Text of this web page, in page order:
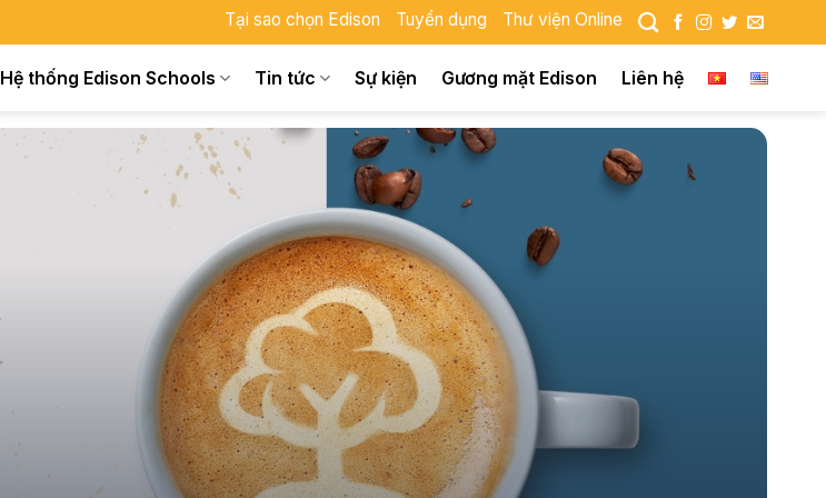
Tại sao chọn Edison Tuyển dụng Thư viện Online
Hệ thống Edison Schools Tin tức Sự kiện Gương mặt Edison Liên hệ